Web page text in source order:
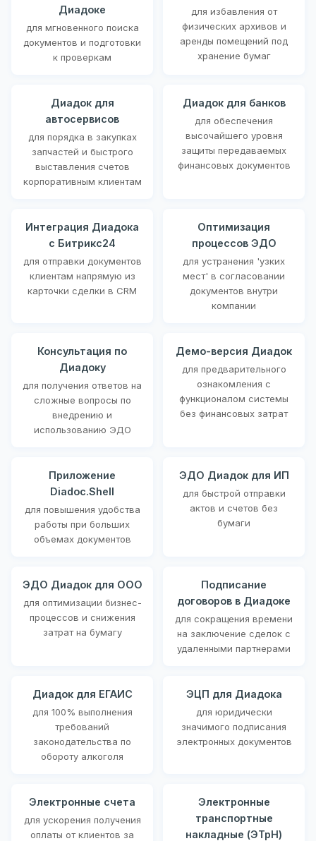
Диадоке
для мгновенного поиска
документов и подготовки
к проверкам
для избавления от
физических архивов и
аренды помещений под
хранение бумаг
Диадок для
автосервисов
для порядка в закупках
запчастей и быстрого
выставления счетов
корпоративным клиентам
Диадок для банков
для обеспечения
высочайшего уровня
защиты передаваемых
финансовых документов
Интеграция Диадока
с Битрикс24
для отправки документов
клиентам напрямую из
карточки сделки в CRM
Оптимизация
процессов ЭДО
для устранения 'узких
мест' в согласовании
документов внутри
компании
Консультация по
Диадоку
для получения ответов на
сложные вопросы по
внедрению и
использованию ЭДО
Демо-версия Диадок
для предварительного
ознакомления с
функционалом системы
без финансовых затрат
Приложение
Diadoc.Shell
для повышения удобства
работы при больших
объемах документов
ЭДО Диадок для ИП
для быстрой отправки
актов и счетов без
бумаги
ЭДО Диадок для ООО
для оптимизации бизнес-
процессов и снижения
затрат на бумагу
Подписание
договоров в Диадоке
для сокращения времени
на заключение сделок с
удаленными партнерами
Диадок для ЕГАИС
для 100% выполнения
требований
законодательства по
обороту алкоголя
ЭЦП для Диадока
для юридически
значимого подписания
электронных документов
Электронные счета
для ускорения получения
оплаты от клиентов за
Электронные
транспортные
накладные (ЭТрН)